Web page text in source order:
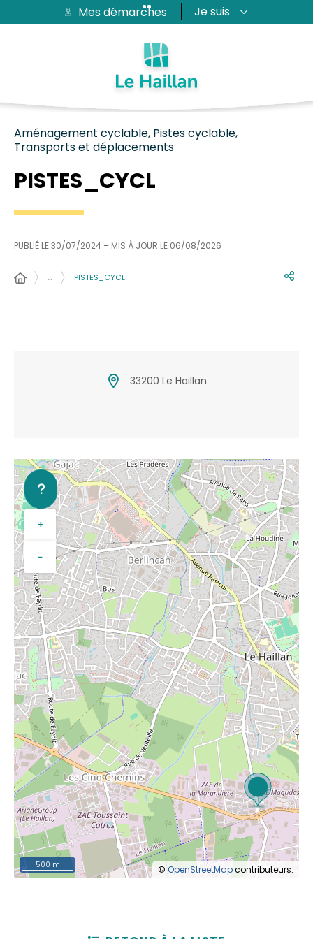
Aide et accessibilité
Passer au menu
Passer au contenuMes démarches Je suis
Aménagement cyclable, Pistes cyclable,
Transports et déplacements
PISTES_CYCL
PUBLIÉ LE30/07/2024 – MIS À JOUR LE 06/08/2026
… PISTES_CYCL
33200 Le Haillan
+
−
© OpenStreetMapcontributeurs.
500 m